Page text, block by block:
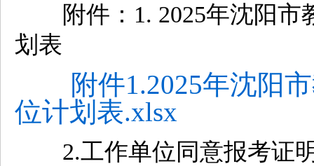
附件：1. 2025年沈阳市
划表
附件1.2025年沈阳
位计划表.xlsx
2.工作单位同意报考证